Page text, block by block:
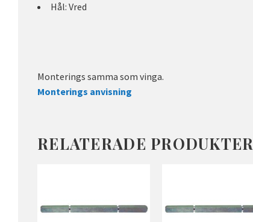
Hål: Vred
Monterings samma som vinga.
Monterings anvisning
RELATERADE PRODUKTER